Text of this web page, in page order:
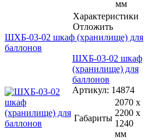
мм
Характеристики
Отложить
ШХБ-03-02 шкаф (хранилище) для
баллонов
ШХБ-03-02 шкаф
(хранилище) для
баллонов
Артикул: 14874
Габариты
2070 x
2200 x
1240
мм